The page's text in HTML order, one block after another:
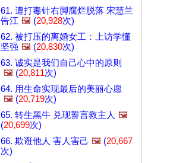
61. 遭打毒针右脚腐烂脱落 宋慧兰
告江 🖼️ (20,928次)
62. 被打压的离婚女工：上访学懂
坚强 🖼️ (20,830次)
63. 诚实是我们自己心中的原则
🖼️ (20,811次)
64. 用生命实现最后的美丽心愿
🖼️ (20,719次)
65. 转生黑牛 兑现誓言救主人 🖼️
(20,699次)
66. 欺诳他人 害人害己 🖼️ (20,667
次)